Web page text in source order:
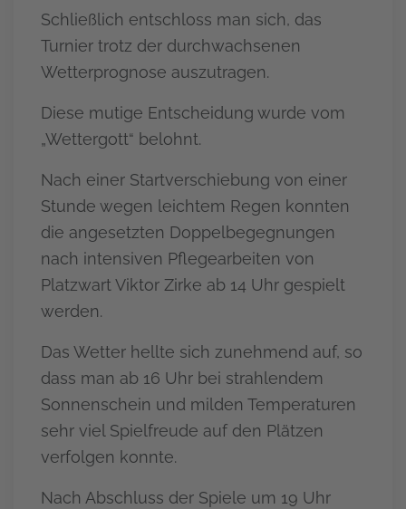
Schließlich entschloss man sich, das
Turnier trotz der durchwachsenen
Wetterprognose auszutragen.
Diese mutige Entscheidung wurde vom
„Wettergott“ belohnt.
Nach einer Startverschiebung von einer
Stunde wegen leichtem Regen konnten
die angesetzten Doppelbegegnungen
nach intensiven Pflegearbeiten von
Platzwart Viktor Zirke ab 14 Uhr gespielt
werden.
Das Wetter hellte sich zunehmend auf, so
dass man ab 16 Uhr bei strahlendem
Sonnenschein und milden Temperaturen
sehr viel Spielfreude auf den Plätzen
verfolgen konnte.
Nach Abschluss der Spiele um 19 Uhr